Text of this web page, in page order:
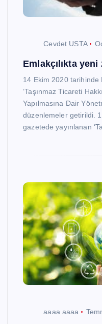
Cevdet USTA
Emlakçılıkta
14 Ekim 2020 tarihinde
‘Taşınmaz Ticareti
Yapılmasına Dair
düzenlemeler getirildi.
gazetede yayınlanan
aaaa aaaa